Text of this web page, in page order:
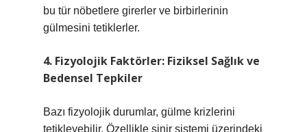
bu tür nöbetlere girerler ve birbirlerinin
gülmesini tetiklerler.
4. Fizyolojik Faktörler: Fiziksel Sağlık ve
Bedensel Tepkiler
Bazı fizyolojik durumlar, gülme krizlerini
tetikleyebilir. Özellikle sinir sistemi üzerindeki